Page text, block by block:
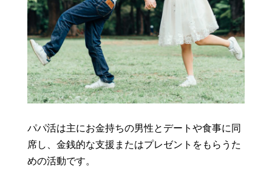
パパ活は主にお金持ちの男性とデートや食事に同
席し、金銭的な支援またはプレゼントをもらうた
めの活動です。